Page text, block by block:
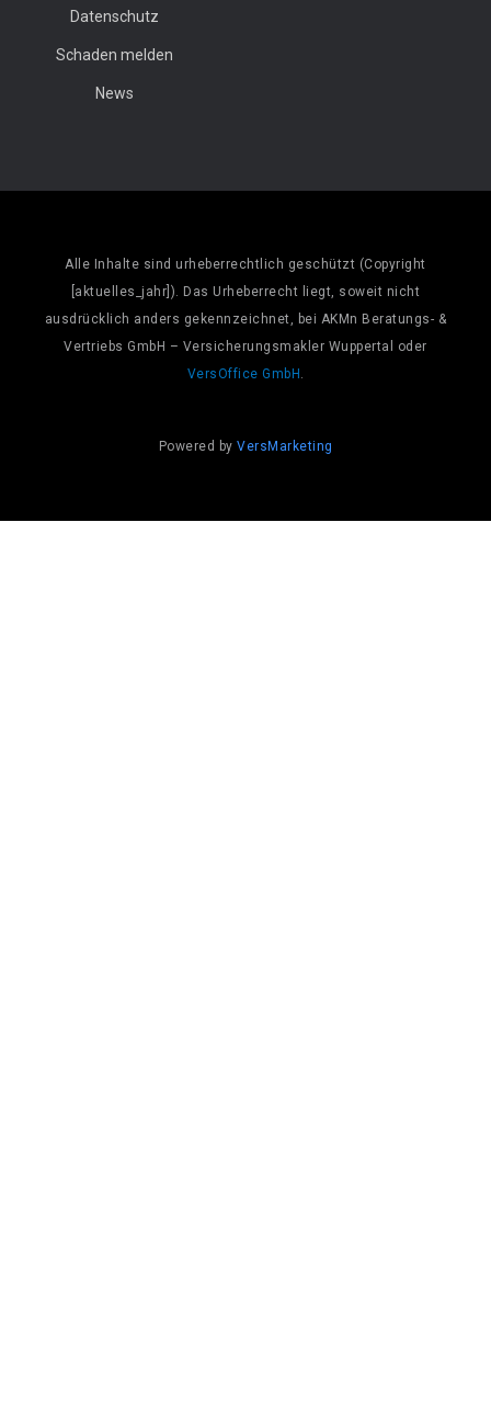
Datenschutz
Schaden melden
News
Alle Inhalte sind urheberrechtlich geschützt (Copyright
[aktuelles_jahr]). Das Urheberrecht liegt, soweit nicht
ausdrücklich anders gekennzeichnet, bei AKMn Beratungs- &
Vertriebs GmbH – Versicherungsmakler Wuppertal oder
VersOffice GmbH .
Powered by VersMarketing